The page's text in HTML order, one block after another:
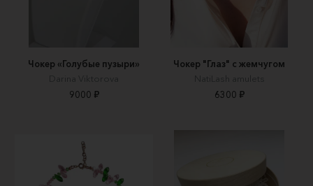
Чокер «Голубые пузыри»
Darina Viktorova
9000 ₽
Чокер "Глаз" с жемчугом
NatiLash amulets
6300 ₽